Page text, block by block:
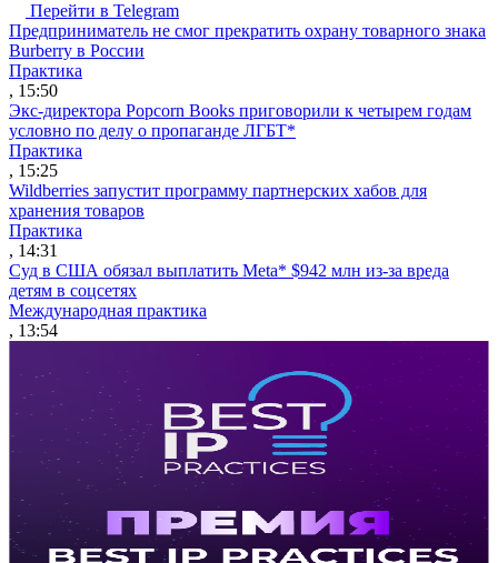
Перейти в Telegram
Предприниматель не смог прекратить охрану товарного знака
Burberry в России
Практика
, 15:50
Экс-директора Popcorn Books приговорили к четырем годам
условно по делу о пропаганде ЛГБТ*
Практика
, 15:25
Wildberries запустит программу партнерских хабов для
хранения товаров
Практика
, 14:31
Суд в США обязал выплатить Meta* $942 млн из-за вреда
детям в соцсетях
Международная практика
, 13:54